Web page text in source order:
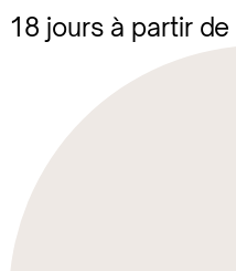
18 jours à partir de